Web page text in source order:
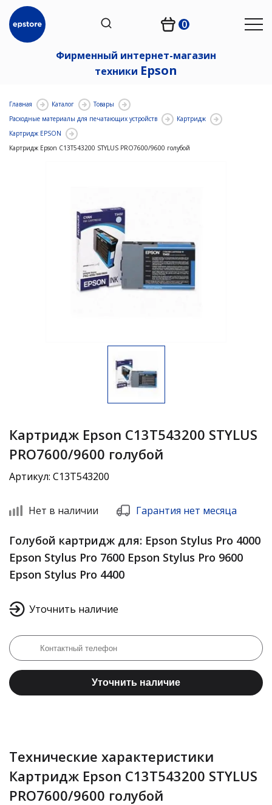
0
Фирменный интернет-магазин
техники Epson
Главная Каталог
Товары
Расходные материалы для печатающих устройств
Картридж
Картридж EPSON
Картридж Epson C13T543200 STYLUS PRO7600/9600 голубой
Картридж Epson C13T543200 STYLUS
PRO7600/9600 голубой
Артикул: C13T543200
Нет в наличии Гарантия нет месяца
Голубой картридж для: Epson Stylus Pro 4000
Epson Stylus Pro 7600 Epson Stylus Pro 9600
Epson Stylus Pro 4400
Уточнить наличие
Уточнить наличие
Технические характеристики
Картридж Epson C13T543200 STYLUS
PRO7600/9600 голубой